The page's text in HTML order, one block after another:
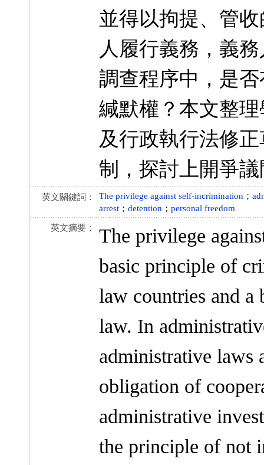
並得以拘提、管
人履行義務，義
調查程序中，是
緘默權？本文整
及行政執行法修
制，探討上開爭
英文關鍵詞： The privilege against self-incrimination ；
arrest ； detention ； personal freedom
英文摘要：
The privilege
basic principle of
law countries and
law. In
administrative laws
obligation of
administrative
the principle of not